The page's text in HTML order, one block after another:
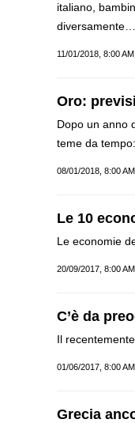
italiano,
diversamente…
11/01/2018, 8:00 AM
Oro:
Dopo un anno
teme da
08/01/2018, 8:00 AM
Le 10
Le economie
20/09/2017, 8:00 AM
C’è da
Il
01/06/2017, 8:00 AM
Grecia